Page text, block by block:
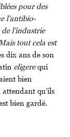
pour des
l’antibio-
l’industrie
tout cela est
dix ans de son
eligerequi
bien
qu’ils
bien gardé.